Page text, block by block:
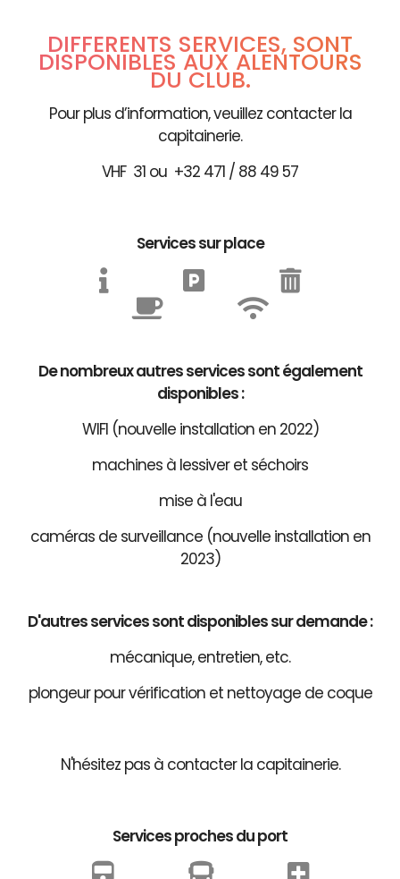
DIFFÉRENTS SERVICES, SONT
DISPONIBLES AUX ALENTOURS
DU CLUB.
Pour plus d’information, veuillez contacter la
capitainerie.
VHF 31 ou +32 471 / 88 49 57
Services sur place
De nombreux autres services sont également
disponibles :
WIFI (nouvelle installation en 2022)
machines à lessiver et séchoirs
mise à l'eau
caméras de surveillance (nouvelle installation en
2023)
D'autres services sont disponibles sur demande :
mécanique, entretien, etc.
plongeur pour vérification et nettoyage de coque
N'hésitez pas à contacter la capitainerie.
Services proches du port